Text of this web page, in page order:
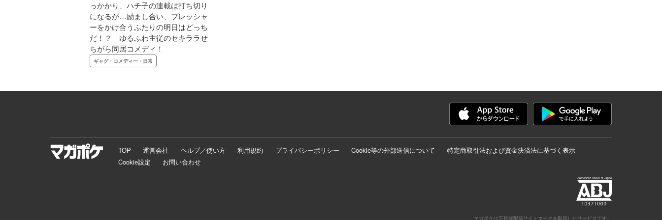
っかかり、ハチ子の連載は打ち切り
になるが…励まし合い、プレッシャ
ーをかけ合うふたりの明日はどっち
だ！？ ゆるふわ主従のセキララせ
ちがら同居コメディ！
ギャグ・コメディー・日常
TOP 運営会社 ヘルプ／使い方 利用規約 プライバシーポリシー Cookie等の外部送信について
特定商取引法および資金決済法に基づく表示
Cookie設定
お問い合わせ
マガポケは正規版配信サイトマークを取得したサービスです。